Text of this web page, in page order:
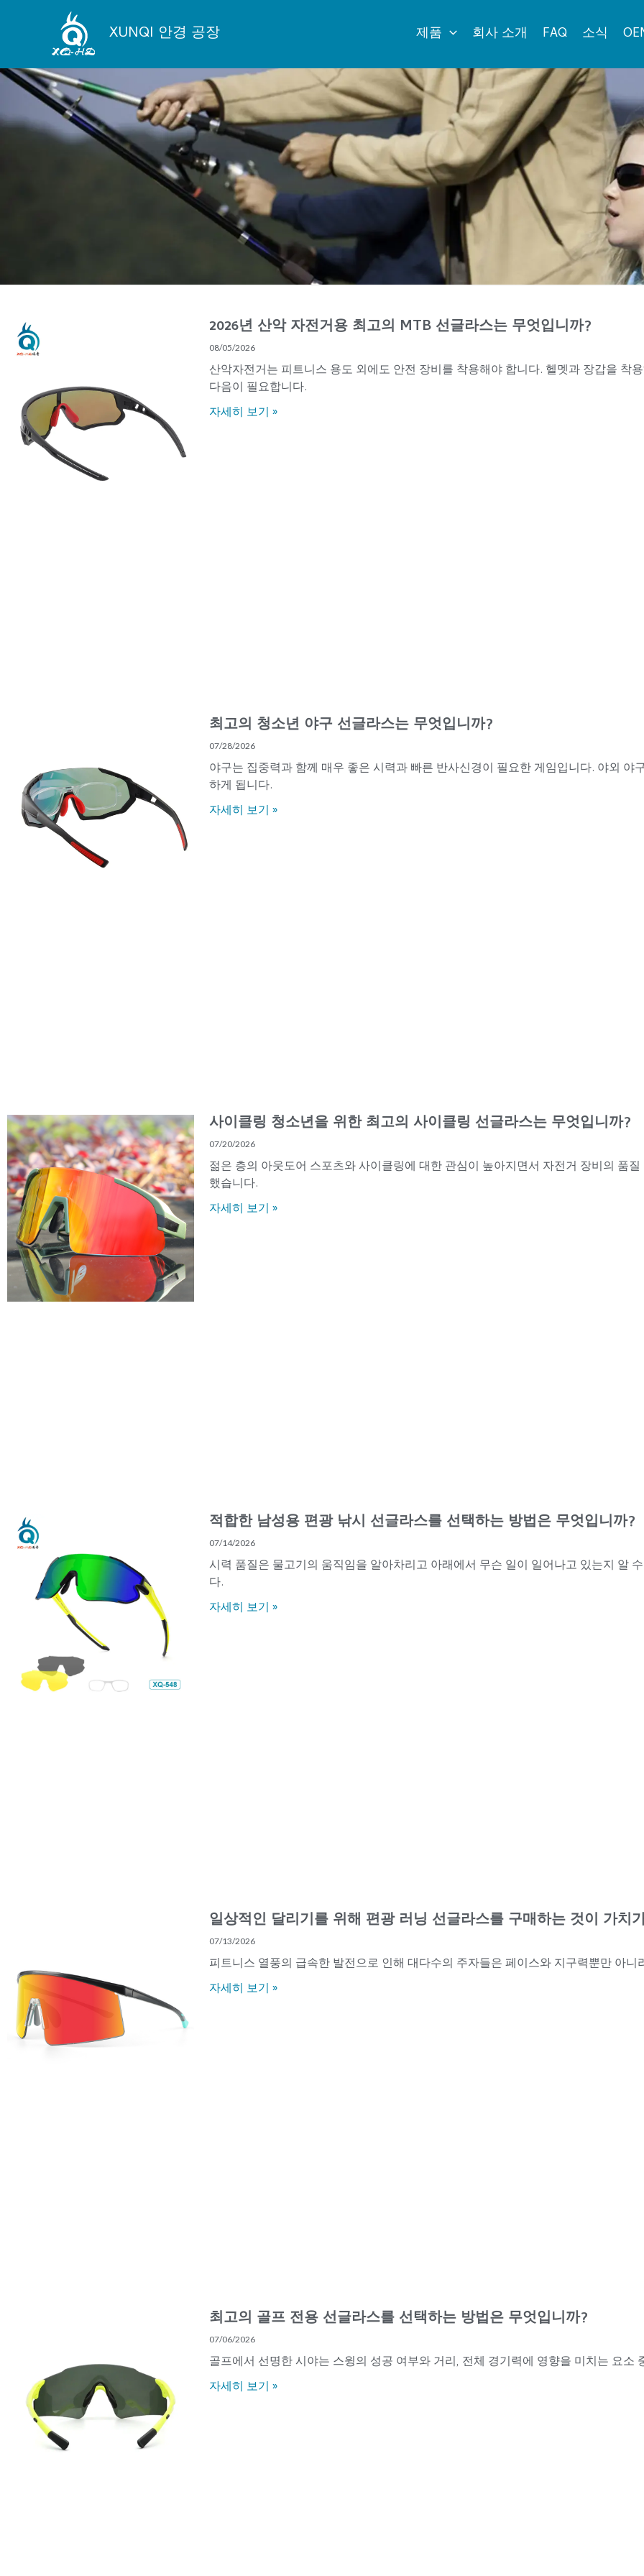
로
건
뛰
XUNQI 안경 공장 제품 회사 소개 FAQ 소식
2026년 산악 자전거용 최고의 MTB 선글라스는 무엇입니까?
08/05/2026
산악자전거는 피트니스 용도 외에도 안전 장비를 착용해야 합니다. 헬멧과 장갑을 착
다음이 필요합니다.
자세히 보기 »
최고의 청소년 야구 선글라스는 무엇입니까?
07/28/2026
야구는 집중력과 함께 매우 좋은 시력과 빠른 반사신경이 필요한 게임입니다. 야외 야
하게 됩니다.
자세히 보기 »
사이클링 청소년을 위한 최고의 사이클링 선글라스는 무엇입니까?
07/20/2026
젊은 층의 아웃도어 스포츠와 사이클링에 대한 관심이 높아지면서 자전거 장비의 품
했습니다.
자세히 보기 »
적합한 남성용 편광 낚시 선글라스를 선택하는 방법은 무엇입니까?
07/14/2026
시력 품질은 물고기의 움직임을 알아차리고 아래에서 무슨 일이 일어나고 있는지 알
다.
자세히 보기 »
일상적인 달리기를 위해 편광 러닝 선글라스를 구매하는 것이 가치
07/13/2026
피트니스 열풍의 급속한 발전으로 인해 대다수의 주자들은 페이스와 지구력뿐만 아니
자세히 보기 »
최고의 골프 ​​전용 선글라스를 선택하는 방법은 무엇입니까?
07/06/2026
골프에서 선명한 시야는 스윙의 성공 여부와 거리, 전체 경기력에 영향을 미치는 요소
자세히 보기 »
페
지
페
지
페
지
페
지
페
지